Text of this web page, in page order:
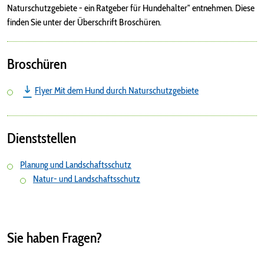
Naturschutzgebiete - ein Ratgeber für Hundehalter" entnehmen. Diese
finden Sie unter der Überschrift Broschüren.
Broschüren
Flyer Mit dem Hund durch Naturschutzgebiete
Dienststellen
Planung und Landschaftsschutz
Natur- und Landschaftsschutz
Sie haben Fragen?